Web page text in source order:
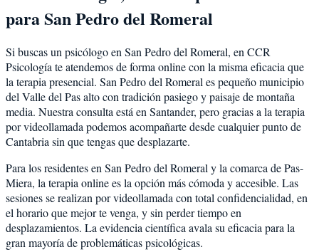
para San Pedro del Romeral
Si buscas un psicólogo en San Pedro del Romeral, en CCR
Psicología te atendemos de forma online con la misma eficacia que
la terapia presencial. San Pedro del Romeral es pequeño municipio
del Valle del Pas alto con tradición pasiego y paisaje de montaña
media. Nuestra consulta está en Santander, pero gracias a la terapia
por videollamada podemos acompañarte desde cualquier punto de
Cantabria sin que tengas que desplazarte.
Para los residentes en San Pedro del Romeral y la comarca de Pas-
Miera, la terapia online es la opción más cómoda y accesible. Las
sesiones se realizan por videollamada con total confidencialidad, en
el horario que mejor te venga, y sin perder tiempo en
desplazamientos. La evidencia científica avala su eficacia para la
gran mayoría de problemáticas psicológicas.